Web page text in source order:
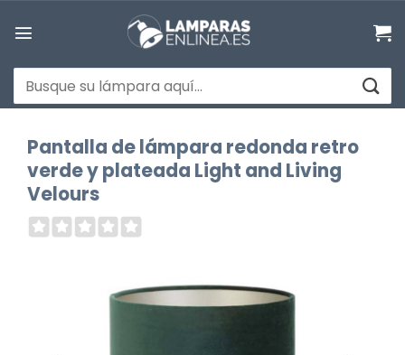
Buscar
por:
Pantalla de lámpara redonda retro
verde y plateada Light and Living
Velours